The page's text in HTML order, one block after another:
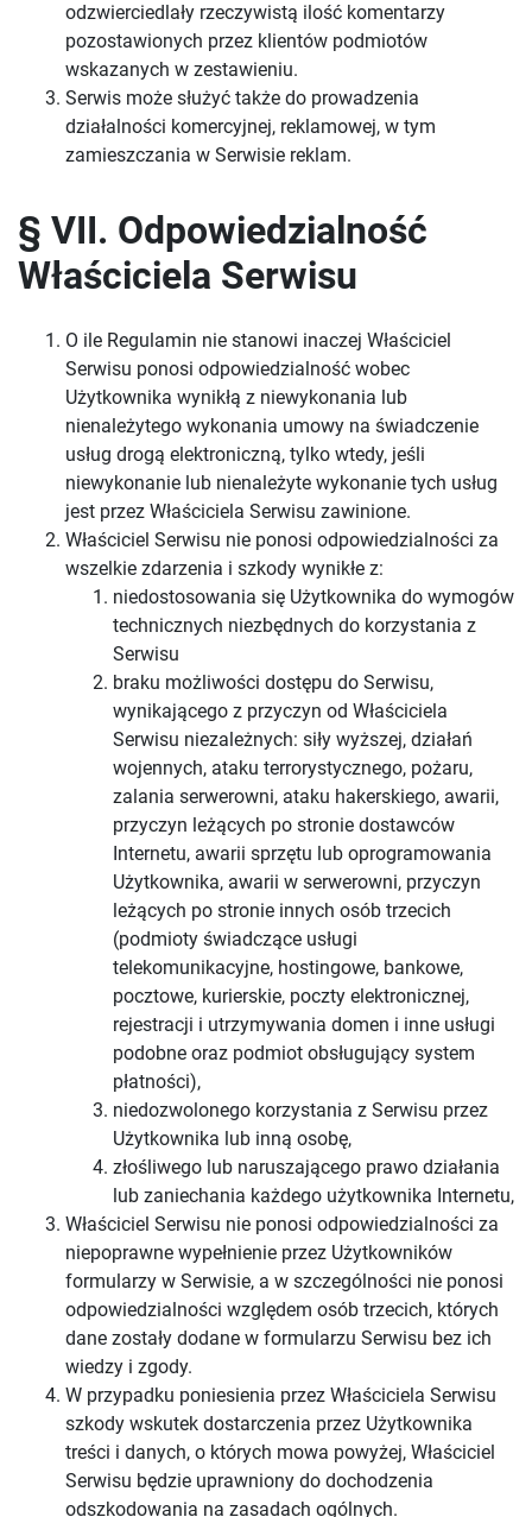
odzwierciedlały rzeczywistą ilość komentarzy
pozostawionych przez klientów podmiotów
wskazanych w zestawieniu.
Serwis może służyć także do prowadzenia
działalności komercyjnej, reklamowej, w tym
zamieszczania w Serwisie reklam.
§ VII. Odpowiedzialność
Właściciela Serwisu
O ile Regulamin nie stanowi inaczej Właściciel
Serwisu ponosi odpowiedzialność wobec
Użytkownika wynikłą z niewykonania lub
nienależytego wykonania umowy na świadczenie
usług drogą elektroniczną, tylko wtedy, jeśli
niewykonanie lub nienależyte wykonanie tych usług
jest przez Właściciela Serwisu zawinione.
Właściciel Serwisu nie ponosi odpowiedzialności za
wszelkie zdarzenia i szkody wynikłe z:
niedostosowania się Użytkownika do wymogów
technicznych niezbędnych do korzystania z
Serwisu
braku możliwości dostępu do Serwisu,
wynikającego z przyczyn od Właściciela
Serwisu niezależnych: siły wyższej, działań
wojennych, ataku terrorystycznego, pożaru,
zalania serwerowni, ataku hakerskiego, awarii,
przyczyn leżących po stronie dostawców
Internetu, awarii sprzętu lub oprogramowania
Użytkownika, awarii w serwerowni, przyczyn
leżących po stronie innych osób trzecich
(podmioty świadczące usługi
telekomunikacyjne, hostingowe, bankowe,
pocztowe, kurierskie, poczty elektronicznej,
rejestracji i utrzymywania domen i inne usługi
podobne oraz podmiot obsługujący system
płatności),
niedozwolonego korzystania z Serwisu przez
Użytkownika lub inną osobę,
złośliwego lub naruszającego prawo działania
lub zaniechania każdego użytkownika Internetu,
Właściciel Serwisu nie ponosi odpowiedzialności za
niepoprawne wypełnienie przez Użytkowników
formularzy w Serwisie, a w szczególności nie ponosi
odpowiedzialności względem osób trzecich, których
dane zostały dodane w formularzu Serwisu bez ich
wiedzy i zgody.
W przypadku poniesienia przez Właściciela Serwisu
szkody wskutek dostarczenia przez Użytkownika
treści i danych, o których mowa powyżej, Właściciel
Serwisu będzie uprawniony do dochodzenia
odszkodowania na zasadach ogólnych.